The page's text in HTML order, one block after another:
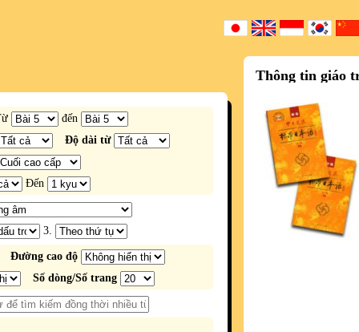
đến
Độ dài từ
Đến
3.
Đường cao độ
Số dòng/Số trang
Thông tin giáo